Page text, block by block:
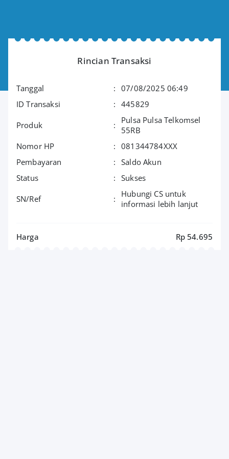
Rincian Transaksi
Tanggal :
07/08/2025 06:49
ID Transaksi
: 445829
Produk :
Pulsa Pulsa Telkomsel
55RB
Nomor HP
:
081344784XXX
Pembayaran
:
Saldo Akun
Status
: Sukses
SN/Ref :
Hubungi CS untuk
informasi lebih lanjut
Harga Rp 54.695